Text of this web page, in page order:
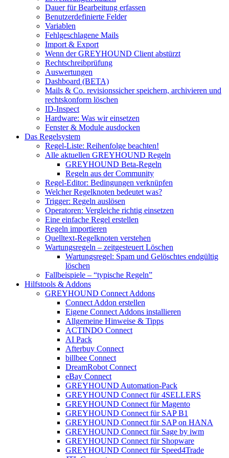
Dauer für Bearbeitung erfassen
Benutzerdefinierte Felder
Variablen
Fehlgeschlagene Mails
Import & Export
Wenn der GREYHOUND Client abstürzt
Rechtschreibprüfung
Auswertungen
Dashboard (BETA)
Mails & Co. revisionssicher speichern, archivieren und
rechtskonform löschen
ID-Inspect
Hardware: Was wir einsetzen
Fenster & Module ausdocken
Das Regelsystem
Regel-Liste: Reihenfolge beachten!
Alle aktuellen GREYHOUND Regeln
GREYHOUND Beta-Regeln
Regeln aus der Community
Regel-Editor: Bedingungen verknüpfen
Welcher Regelknoten bedeutet was?
Trigger: Regeln auslösen
Operatoren: Vergleiche richtig einsetzen
Eine einfache Regel erstellen
Regeln importieren
Quelltext-Regelknoten verstehen
Wartungsregeln – zeitgesteuert Löschen
Wartungsregel: Spam und Gelöschtes endgültig
löschen
Fallbeispiele – “typische Regeln”
Hilfstools & Addons
GREYHOUND Connect Addons
Connect Addon erstellen
Eigene Connect Addons installieren
Allgemeine Hinweise & Tipps
ACTINDO Connect
AI Pack
Afterbuy Connect
billbee Connect
DreamRobot Connect
eBay Connect
GREYHOUND Automation-Pack
GREYHOUND Connect für 4SELLERS
GREYHOUND Connect für Magento
GREYHOUND Connect für SAP B1
GREYHOUND Connect für SAP on HANA
GREYHOUND Connect für Sage by iwm
GREYHOUND Connect für Shopware
GREYHOUND Connect für Speed4Trade